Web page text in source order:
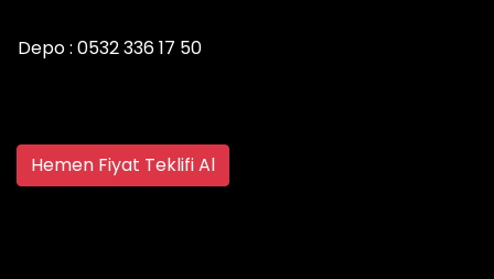
Depo : 0532 336 17 50
Hemen Fiyat Teklifi Al